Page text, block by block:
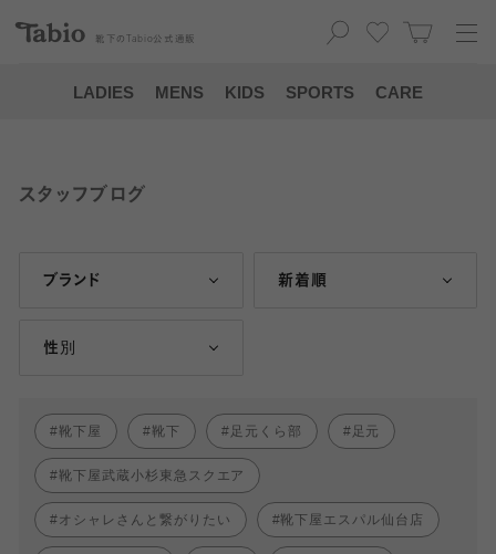
靴下の Tabio 公式通販
LADIES MENS KIDS SPORTS CARE
スタッフブログ
ブランド 新着順
性別
靴下屋 靴下 足元くら部 足元
靴下屋武蔵小杉東急スクエア
オシャレさんと繋がりたい 靴下屋エスパル仙台店